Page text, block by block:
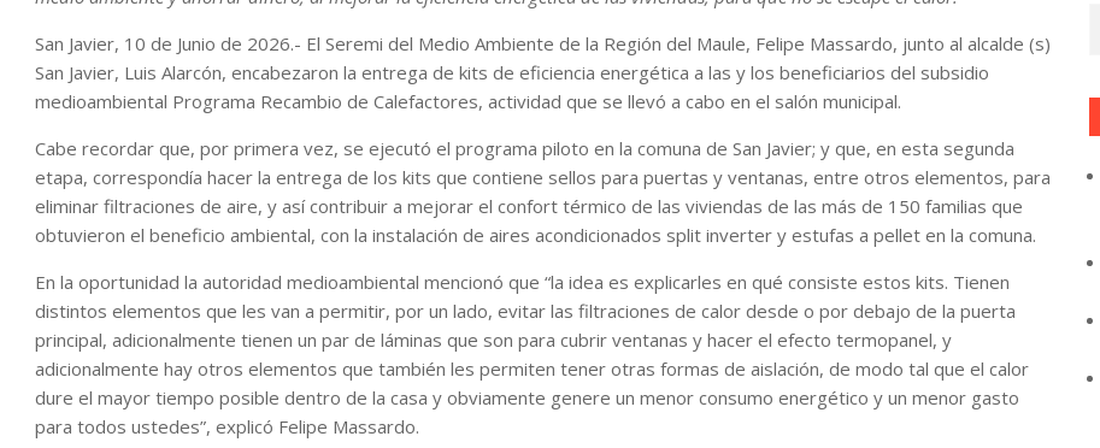
San Javier, 10 de Junio de 2026.- El Seremi del Medio Ambiente de la Región del Maule, Felipe Massardo, junto al alcalde (s)
San Javier, Luis Alarcón, encabezaron la entrega de kits de eficiencia energética a las y los beneficiarios del subsidio
medioambiental Programa Recambio de Calefactores, actividad que se llevó a cabo en el salón municipal.
Cabe recordar que, por primera vez, se ejecutó el programa piloto en la comuna de San Javier; y que, en esta segunda
etapa, correspondía hacer la entrega de los kits que contiene sellos para puertas y ventanas, entre otros elementos, para
eliminar filtraciones de aire, y así contribuir a mejorar el confort térmico de las viviendas de las más de 150 familias que
obtuvieron el beneficio ambiental, con la instalación de aires acondicionados split inverter y estufas a pellet en la comuna.
En la oportunidad la autoridad medioambiental mencionó que “la idea es explicarles en qué consiste estos kits. Tienen
distintos elementos que les van a permitir, por un lado, evitar las filtraciones de calor desde o por debajo de la puerta
principal, adicionalmente tienen un par de láminas que son para cubrir ventanas y hacer el efecto termopanel, y
adicionalmente hay otros elementos que también les permiten tener otras formas de aislación, de modo tal que el calor
dure el mayor tiempo posible dentro de la casa y obviamente genere un menor consumo energético y un menor gasto
para todos ustedes”, explicó Felipe Massardo.